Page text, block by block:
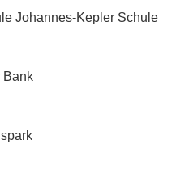
Johannes-Kepler Schule
Bank